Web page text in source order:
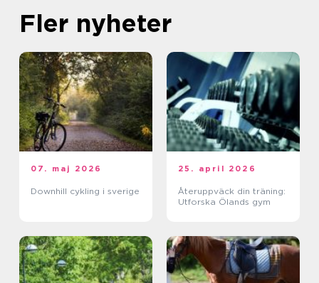
Fler nyheter
07. maj 2026
Downhill cykling i sverige
25. april 2026
Återuppväck din träning:
Utforska Ölands gym